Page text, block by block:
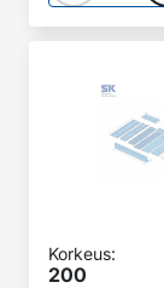
10x200x1500
Korkeus:
200